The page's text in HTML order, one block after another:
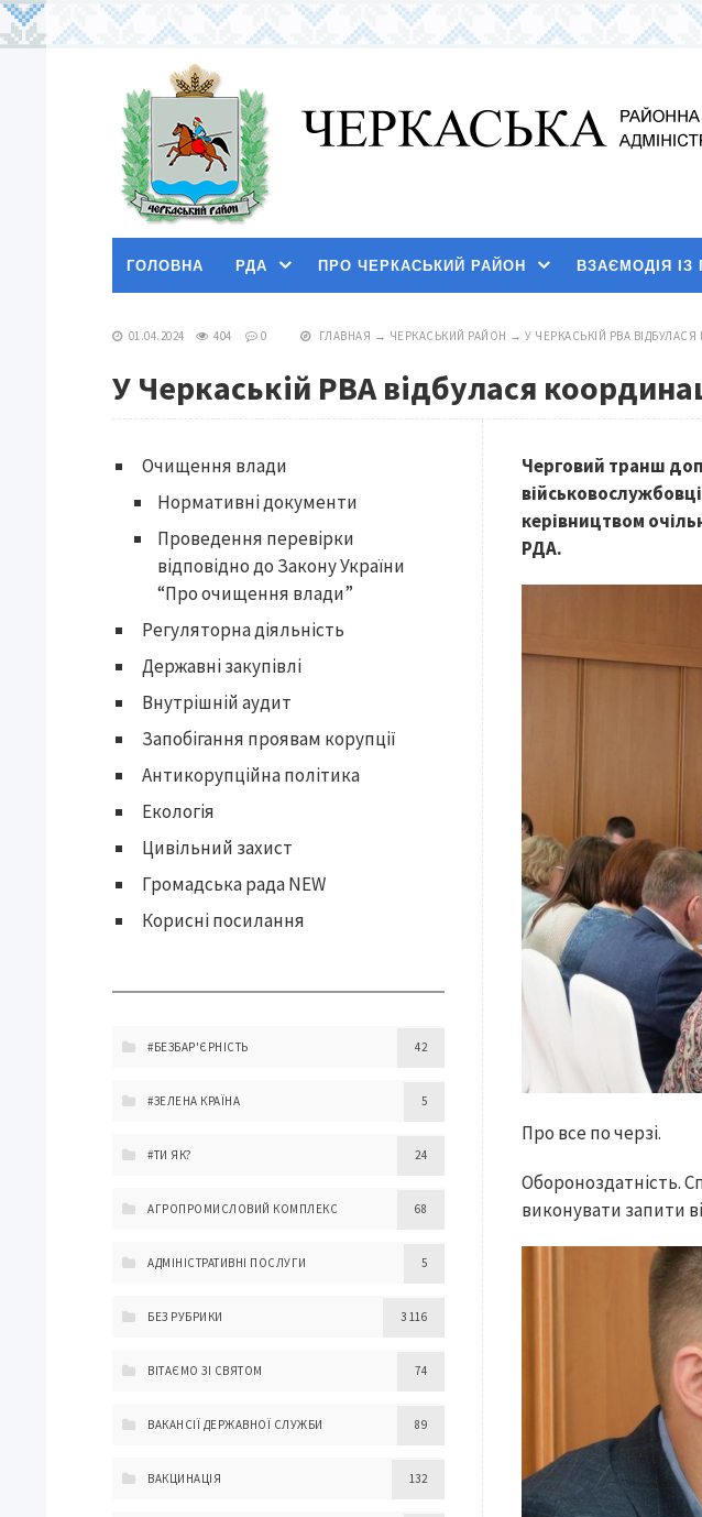
ГОЛОВНА РДА ПРО ЧЕРКАСЬКИЙ РАЙОН ВЗАЄМОДІЯ
01.04.2024 404 0 ГЛАВНАЯ → ЧЕРКАСЬКИЙ РАЙОН → У ЧЕРКАСЬКІЙ РВА
У Черкаській РВА відбулася
Черговий транш
керівництвом
РДА.
Про все по черзі.
Обороноздатність.
виконувати запити
Очищення влади
Нормативні документи
Проведення перевірки
відповідно до Закону України
“Про очищення влади”
Регуляторна діяльність
Державні закупівлі
Внутрішній аудит
Запобігання проявам корупції
Антикорупційна політика
Екологія
Цивільний захист
Громадська рада NEW
Корисні посилання
#БЕЗБАР'ЄРНІСТЬ 42
#ЗЕЛЕНА КРАЇНА 5
#ТИ ЯК? 24
АГРОПРОМИСЛОВИЙ КОМПЛЕКС 68
АДМІНІСТРАТИВНІ ПОСЛУГИ 5
БЕЗ РУБРИКИ 3 116
ВІТАЄМО ЗІ СВЯТОМ 74
ВАКАНСІЇ ДЕРЖАВНОЇ СЛУЖБИ 89
ВАКЦИНАЦІЯ 132